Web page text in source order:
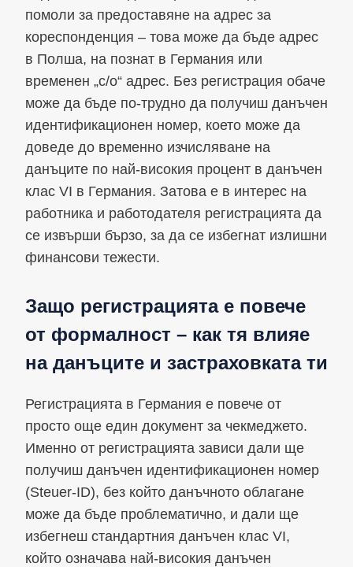
помоли за предоставяне на адрес за
кореспонденция – това може да бъде адрес
в Полша, на познат в Германия или
временен „c/o“ адрес. Без регистрация обаче
може да бъде по-трудно да получиш данъчен
идентификационен номер, което може да
доведе до временно изчисляване на
данъците по най-високия процент в данъчен
клас VI в Германия. Затова е в интерес на
работника и работодателя регистрацията да
се извърши бързо, за да се избегнат излишни
финансови тежести.
Защо регистрацията е повече
от формалност – как тя влияе
на данъците и застраховката ти
Регистрацията в Германия е повече от
просто още един документ за чекмеджето.
Именно от регистрацията зависи дали ще
получиш данъчен идентификационен номер
(Steuer-ID), без който данъчното облагане
може да бъде проблематично, и дали ще
избегнеш стандартния данъчен клас VI,
който означава най-високия данъчен